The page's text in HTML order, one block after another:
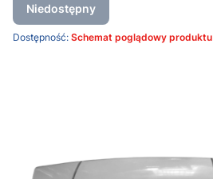
Niedostępny
Dostępność: Schemat poglądowy produktu